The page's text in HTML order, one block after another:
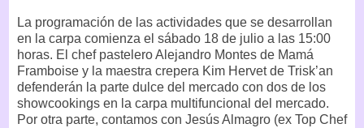
La programación de las actividades que se desarrollan
en la carpa comienza el sábado 18 de julio a las 15:00
horas. El chef pastelero Alejandro Montes de Mamá
Framboise y la maestra crepera Kim Hervet de Trisk’an
defenderán la parte dulce del mercado con dos de los
showcookings en la carpa multifuncional del mercado.
Por otra parte, contamos con Jesús Almagro (ex Top Chef